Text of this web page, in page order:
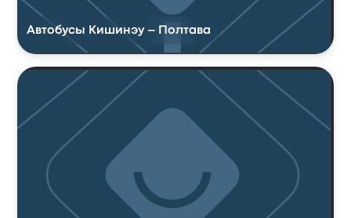
Автобусы Кишинэу – Полтава